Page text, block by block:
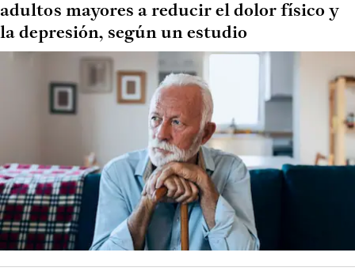
adultos mayores a reducir el dolor físico y
la depresión, según un estudio